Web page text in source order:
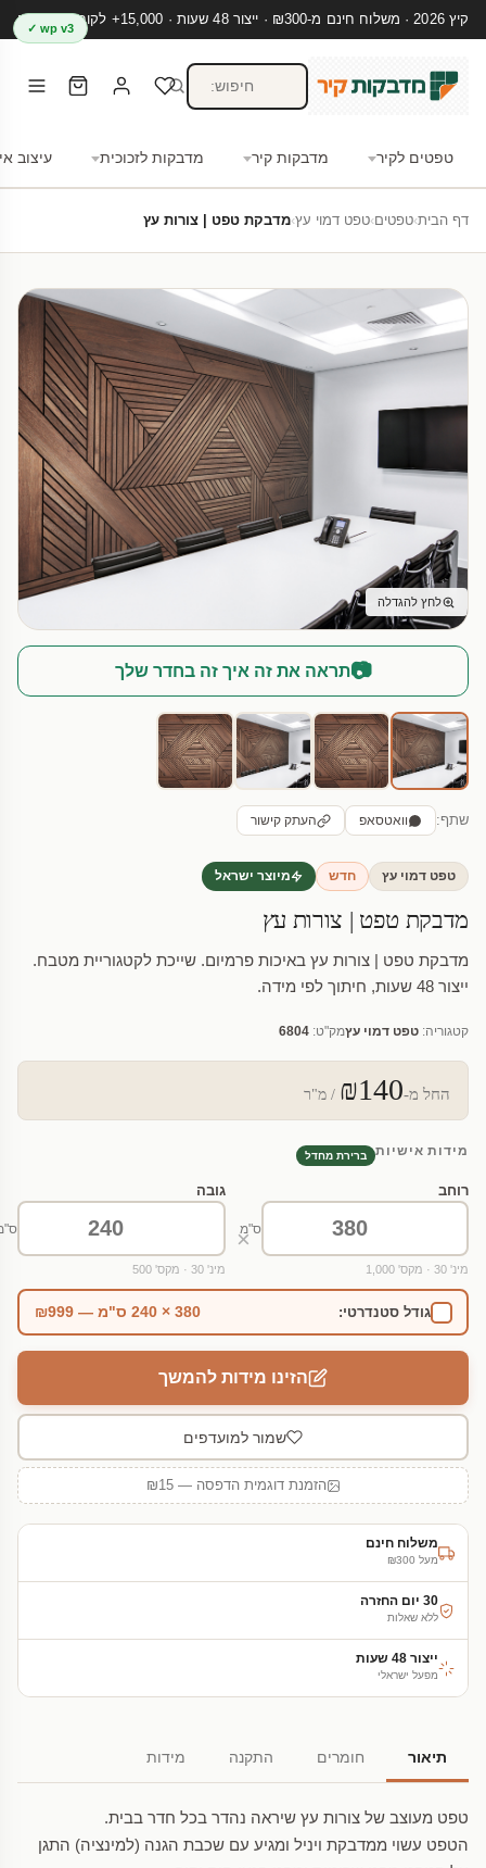
קיץ 2026 · משלוח חינם מ-₪300 · ייצור 48 שעות · 15,000+ לקוחות מרוצים
טפטים לקיר מדבקות קיר מדבקות לזכוכית עיצוב
wp v3 ✓
דף הבית›טפטים›טפט דמוי עץ›מדבקת טפט | צורות עץ
לחץ להגדלה
📷תראה את זה איך זה בחדר שלך
שתף: וואטסאפ העתק קישור
טפט דמוי עץ חדש מיוצר ישראל
מדבקת טפט | צורות עץ
מדבקת טפט | צורות עץ באיכות פרמיום. שייכת לקטגוריית מטבח.
ייצור 48 שעות, חיתוך לפי מידה.
קטגוריה: טפט דמוי עץמק"ט: 6804
החל מ-₪140 / מ"ר
מידות אישיות ברירת מחדל
רוחב
ס"מ
מינ' 30 · מקס' 1,000
×
גובה
מינ' 30 · מקס' 500
גודל סטנדרטי: 380 × 240 ס"מ — ₪999
הזינו מידות להמשך
שמור למועדפים
הזמנת דוגמית הדפסה — ₪15
משלוח חינם
מעל ₪300
30 יום החזרה
ללא שאלות
ייצור 48 שעות
מפעל ישראלי
תיאור חומרים התקנה מידות
טפט מעוצב של צורות עץ שיראה נהדר בכל חדר בבית.
הטפט עשוי ממדבקת ויניל ומגיע עם שכבת הגנה (למינציה) התגן